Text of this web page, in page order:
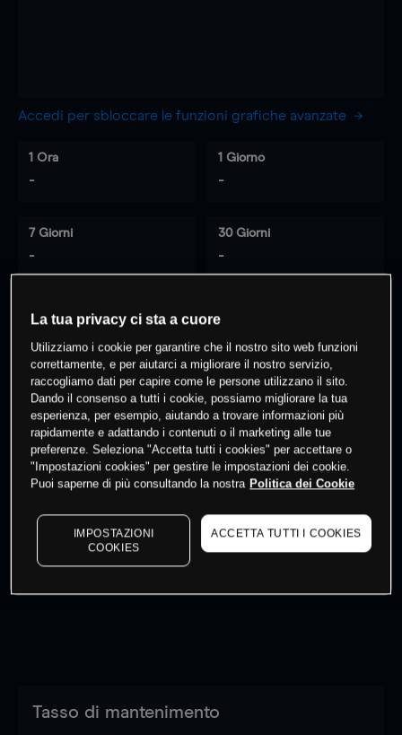
Accedi per sbloccare le funzioni grafiche avanzate
1 Ora
-
1 Giorno
-
7 Giorni
-
30 Giorni
-
% dei clienti hanno posizioni
questo prodotto
Fai trading
I prezzi sono solo indicativi. Accediper vedere gli ultimi
dati di mercato
to see latest market data
Tasso di mantenimento
La tua privacy ci sta a cuore
Utilizziamo i cookie per garantire che il nostro sito web funzioni
correttamente, e per aiutarci a migliorare il nostro servizio,
raccogliamo dati per capire come le persone utilizzano il sito.
Dando il consenso a tutti i cookie, possiamo migliorare la tua
esperienza, per esempio, aiutando a trovare informazioni più
rapidamente e adattando i contenuti o il marketing alle tue
preferenze. Seleziona "Accetta tutti i cookies" per accettare o
"Impostazioni cookies" per gestire le impostazioni dei cookie.
Puoi saperne di più consultando la nostra Politica dei Cookie
IMPOSTAZIONI
COOKIES
ACCETTA TUTTI I COOKIES